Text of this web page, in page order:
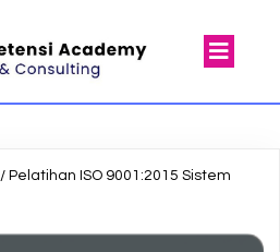
/ Pelatihan ISO 9001:2015 Sistem